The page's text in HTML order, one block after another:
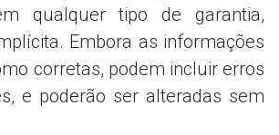
qualquer tipo de garantia,
Embora as informações
corretas, podem incluir erros
e poderão ser alteradas sem